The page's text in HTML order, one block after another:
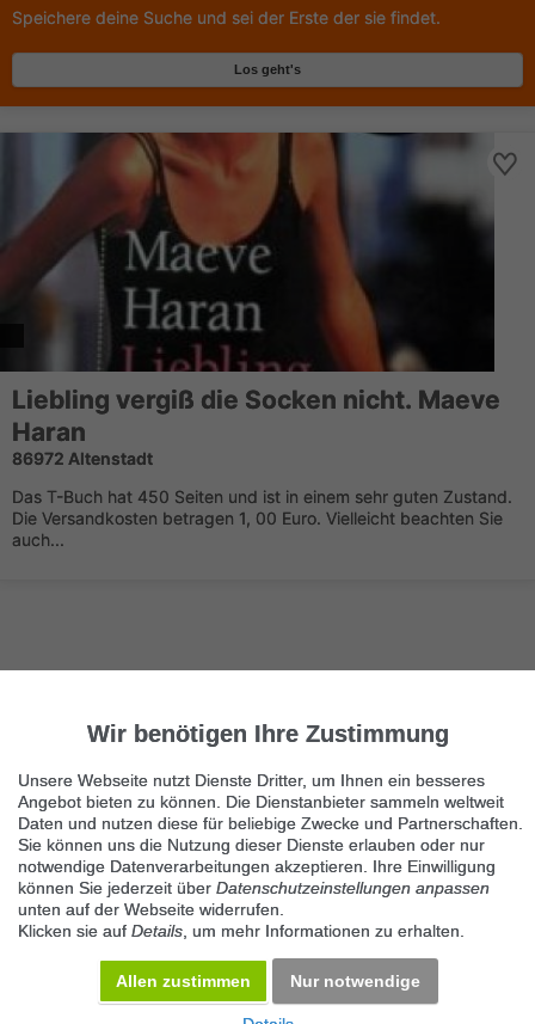
Speichere deine Suche und sei der Erste der sie findet.
Los geht's
Liebling vergiß die Socken nicht. Maeve
Haran
86972 Altenstadt
Das T-Buch hat 450 Seiten und ist in einem sehr guten Zustand.
Die Versandkosten betragen 1, 00 Euro. Vielleicht beachten Sie
auch...
Nächste Seite
Belletristik
Immer die neuesten Anzeigen erhalten?
Kein Angebot verpassen, täglich per E-Mail.
Benachrichtigung aktivieren
KOSTENLOS INSERIEREN
Wir benötigen Ihre Zustimmung
Unsere Webseite nutzt Dienste Dritter, um Ihnen ein besseres
Angebot bieten zu können. Die Dienstanbieter sammeln weltweit
Daten und nutzen diese für beliebige Zwecke und Partnerschaften.
Sie können uns die Nutzung dieser Dienste erlauben oder nur
notwendige Datenverarbeitungen akzeptieren. Ihre Einwilligung
können Sie jederzeit über Datenschutzeinstellungen anpassen
unten auf der Webseite widerrufen.
Klicken sie auf Details , um mehr Informationen zu erhalten.
Allen zustimmen Nur notwendige